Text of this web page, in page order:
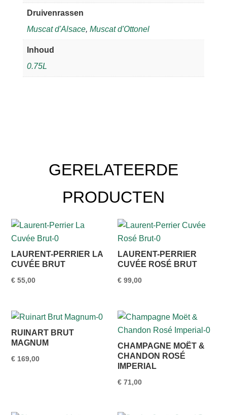
Druivenrassen
Muscat d'Alsace, Muscat d'Ottonel
Inhoud
0.75L
GERELATEERDE
PRODUCTEN
LAURENT-PERRIER LA
CUVÉE BRUT
€ 55,00
LAURENT-PERRIER
CUVÉE ROSÉ BRUT
€ 99,00
RUINART BRUT
MAGNUM
€ 169,00
CHAMPAGNE MOËT &
CHANDON ROSÉ
IMPERIAL
€ 71,00